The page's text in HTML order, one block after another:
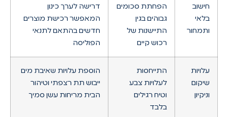
חישוב
בלאי
ותמחור
הפחתת סכומים
גבוהים בגין
התיישנות של
רכוש קיים
דרישה לערך כינון
המאפשר רכישת מוצרים
חדשים בהתאם לתנאי
הפוליסה
עלויות
שיקום
וניקיון
התייחסות
לעלויות צבע
וטיח רגילים
בלבד
הוספת עלויות שאיבת מים
ייבוש תת רצפתי וטיהור
הבית מריחות עשן סמיך